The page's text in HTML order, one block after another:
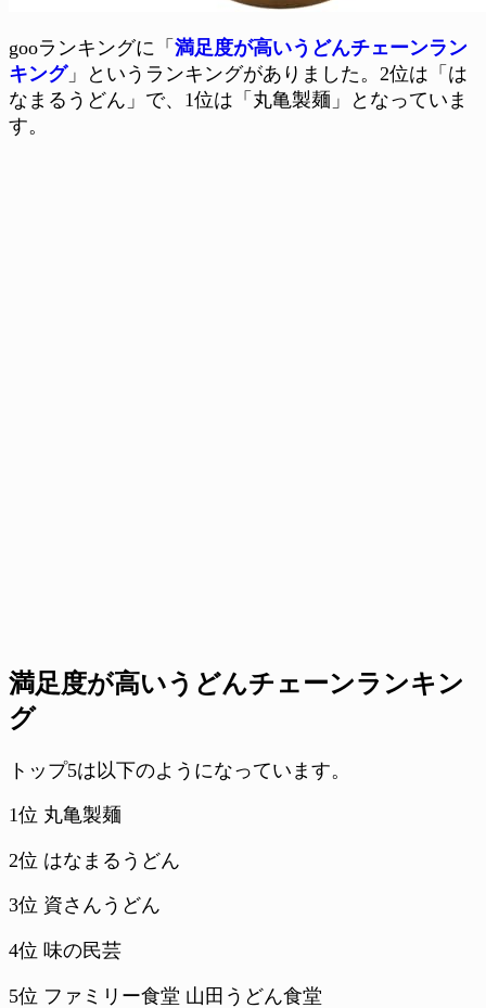
gooランキングに「 満足度が高いうどんチェーンラン
キング」というランキングがありました。2位は「は
なまるうどん」で、1位は「丸亀製麺」となっていま
す。
満足度が高いうどんチェーンランキン
グ
トップ5は以下のようになっています。
1位 丸亀製麺
2位 はなまるうどん
3位 資さんうどん
4位 味の民芸
5位 ファミリー食堂 山田うどん食堂